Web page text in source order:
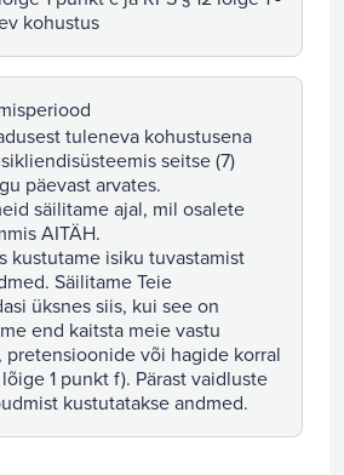
kohustus
tuleneva kohustusena
seitse (7)
päevast arvates.
säilitame ajal, mil osalete
AITÄH.
kustutame isiku tuvastamist
Säilitame Teie
üksnes siis, kui see on
end kaitsta meie vastu
või hagide korral
1 punkt f). Pärast vaidluste
kustutatakse andmed.